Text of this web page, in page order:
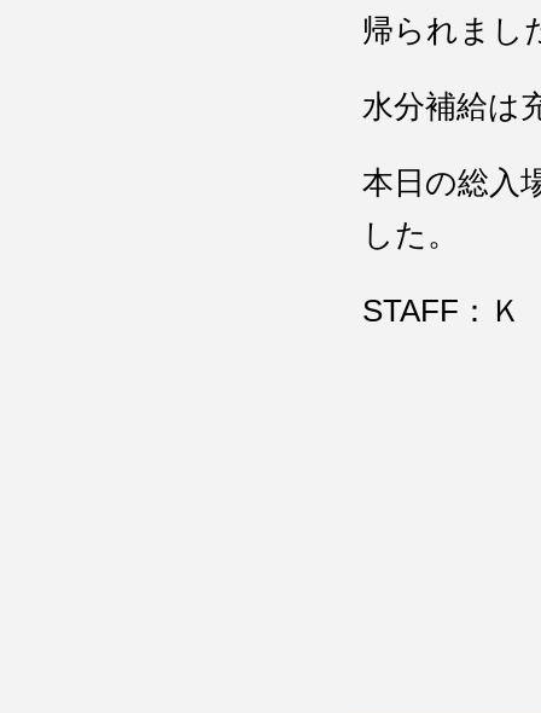
帰られまし
水分補給は
本日の総入
した。
STAFF：Ｋ